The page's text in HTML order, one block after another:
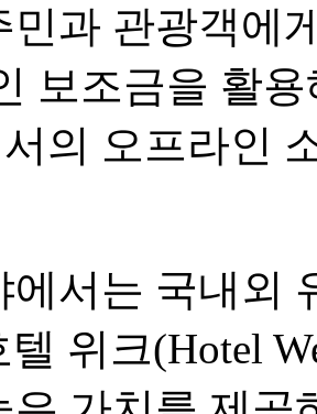
민과 관광객에
보조금을 활
의 오프라인
에서는 국내외
텔 위크(Hotel